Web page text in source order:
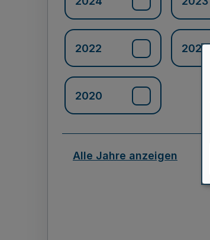
2022 2021
2020
Alle Jahre anzeigen